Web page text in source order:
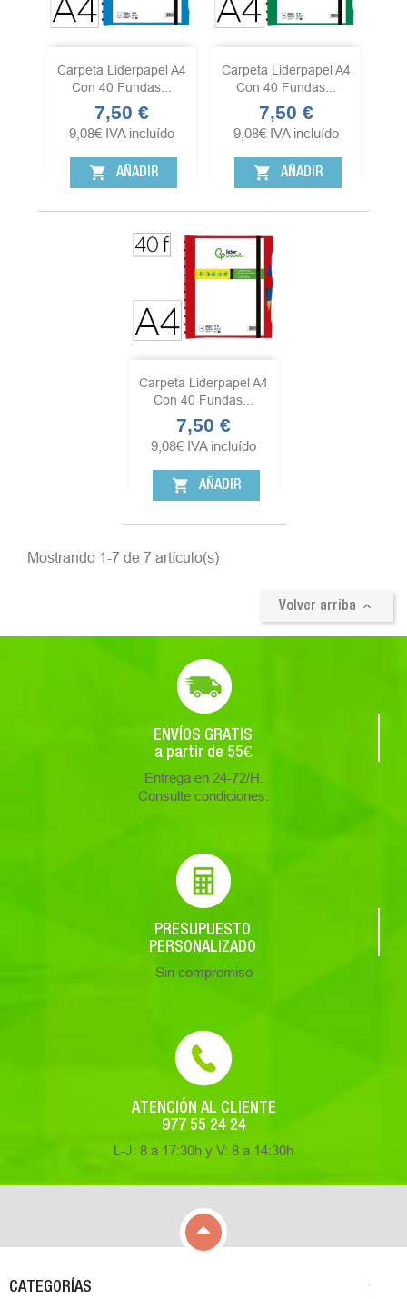
Carpeta Liderpapel A4
Con 40 Fundas...
Precio
7,50 €
9,08€ IVA incluído
shopping_cart AÑADIR
Carpeta Liderpapel A4
Con 40 Fundas...
Precio
7,50 €
9,08€ IVA incluído
shopping_cart AÑADIR
Carpeta Liderpapel A4
Con 40 Fundas...
Precio
7,50 €
9,08€ IVA incluído
shopping_cart AÑADIR
Mostrando 1-7 de 7 artículo(s)
Volver arriba 
ENVÍOS GRATIS
a partir de 55€
Entrega en 24-72/H.
Consulte condiciones.
PRESUPUESTO
PERSONALIZADO
Sin compromiso
ATENCIÓN AL CLIENTE
977 55 24 24
L-J: 8 a 17:30h y V: 8 a 14:30h

CATEGORÍAS 